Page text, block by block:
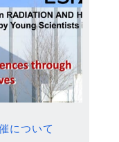
について